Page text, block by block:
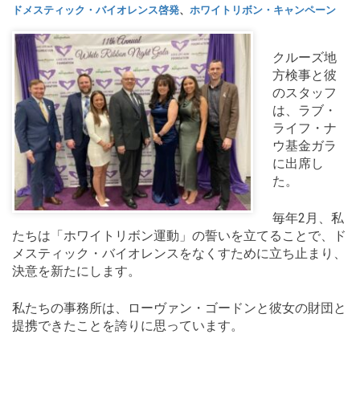
ドメスティック・バイオレンス啓発、 ホワイトリボン・キャンペーン
クルーズ地
方検事と彼
のスタッフ
は、ラブ・
ライフ・ナ
ウ基金ガラ
に出席し
た。
毎年2月、私
たちは「ホワイトリボン運動」の誓いを立てることで、ド
メスティック・バイオレンスをなくすために立ち止まり、
決意を新たにします。
私たちの事務所は、ローヴァン・ゴードンと彼女の財団と
提携できたことを誇りに思っています。